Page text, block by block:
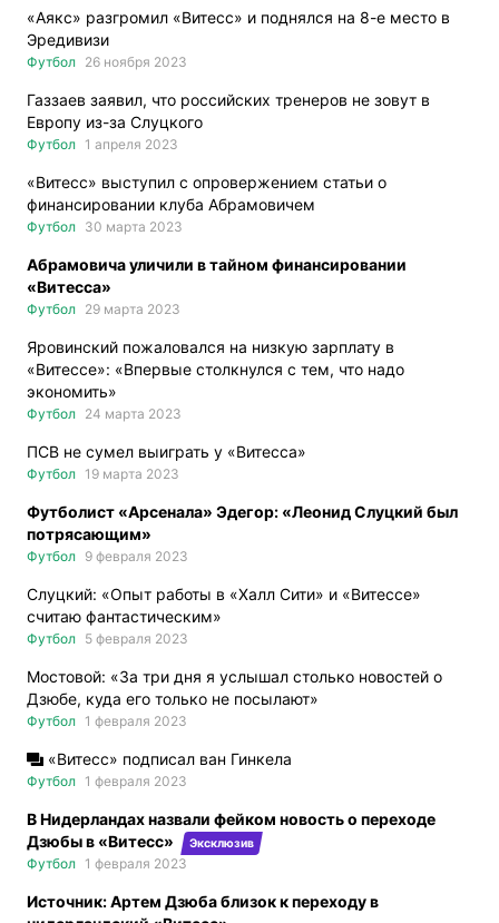
«Аякс» разгромил «Витесс» и поднялся на 8-е место в
Эредивизи
Футбол 26 ноября 2023
Газзаев заявил, что российских тренеров не зовут в
Европу из-за Слуцкого
Футбол 1 апреля 2023
«Витесс» выступил с опровержением статьи о
финансировании клуба Абрамовичем
Футбол 30 марта 2023
Абрамовича уличили в тайном финансировании
«Витесса»
Футбол 29 марта 2023
Яровинский пожаловался на низкую зарплату в
«Витессе»: «Впервые столкнулся с тем, что надо
экономить»
Футбол 24 марта 2023
ПСВ не сумел выиграть у «Витесса»
Футбол 19 марта 2023
Футболист «Арсенала» Эдегор: «Леонид Слуцкий был
потрясающим»
Футбол 9 февраля 2023
Слуцкий: «Опыт работы в «Халл Сити» и «Витессе»
считаю фантастическим»
Футбол 5 февраля 2023
Мостовой: «За три дня я услышал столько новостей о
Дзюбе, куда его только не посылают»
Футбол 1 февраля 2023
«Витесс» подписал ван Гинкела
Футбол 1 февраля 2023
В Нидерландах назвали фейком новость о переходе
Дзюбы в «Витесс»
Эксклюзив
Футбол 1 февраля 2023
Источник: Артем Дзюба близок к переходу в